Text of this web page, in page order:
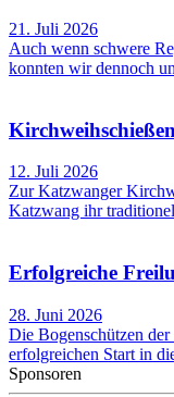
21. Juli 2026
Auch wenn schwere
konnten wir dennoch
12. Juli 2026
Zur Katzwanger
Katzwang ihr
Erfolgreiche
28. Juni 2026
Die Bogenschützen
erfolgreichen Start in
Sponsoren